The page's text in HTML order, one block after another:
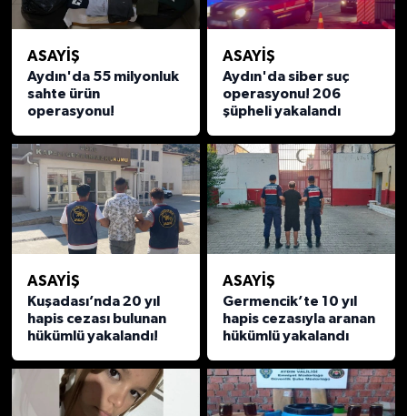
ASAYİŞ
Aydın'da 55 milyonluk
sahte ürün
operasyonu!
ASAYİŞ
Aydın'da siber suç
operasyonu! 206
şüpheli yakalandı
ASAYİŞ
Kuşadası’nda 20 yıl
hapis cezası bulunan
hükümlü yakalandı!
ASAYİŞ
Germencik’te 10 yıl
hapis cezasıyla aranan
hükümlü yakalandı
YEREL
AFYON
AYDIN
DENİZLİ
KÜTAHYA
MUĞLA